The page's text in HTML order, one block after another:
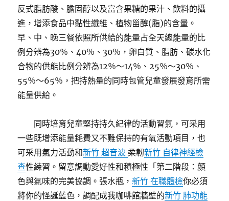
反式脂肪酸、膽固醇以及富含果糖的果汁、飲料的攝
進，增添食品中黏性纖維、植物甾醇(脂)的含量。
早、中、晚三餐依照所供給的能量占全天總能量的比
例分辨為30％、40％、30％，卵白質、脂肪、碳水化
合物的供能比例分辨為12％～14％、25％～30％、
55％～65％，把持熱量的同時包管兒童發展發育所需
能量供給。
同時培育兒童堅持持久紀律的活動習氣，可采用
一些既增添能量耗費又不難保持的有氧活動項目，也
可采用氣力活動和新竹 超音波 柔韌新竹 自律神經檢
查性練習。留意調動愛好性和積極性「第二階段：顏
色與氣味的完美協調。張水瓶，新竹 在職體檢你必須
將你的怪誕藍色，調配成我咖啡館牆壁的新竹 肺功能